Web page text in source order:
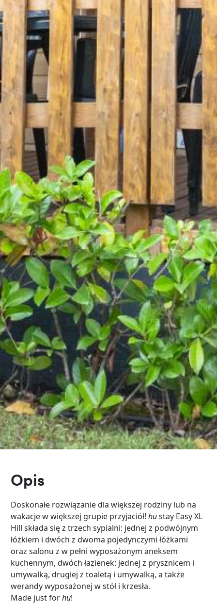
Opis
Doskonałe rozwiązanie dla większej rodziny lub na
wakacje w większej grupie przyjaciół!hustay Easy XL
Hill składa się z trzech sypialni: jednej z podwójnym
łóżkiem i dwóch z dwoma pojedynczymi łóżkami
oraz salonu z w pełni wyposażonym aneksem
kuchennym, dwóch łazienek: jednej z prysznicem i
umywalką, drugiej z toaletą i umywalką, a także
werandy wyposażonej w stół i krzesła.
Made just forhu!